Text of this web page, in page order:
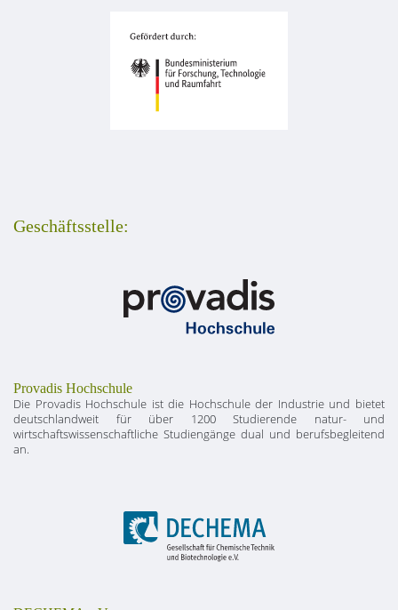
Geschäftsstelle:
Provadis Hochschule
Die Provadis Hochschule ist die Hochschule der Industrie und bietet
deutschlandweit für über 1200 Studierende natur- und
wirtschaftswissenschaftliche Studiengänge dual und berufsbegleitend
an.